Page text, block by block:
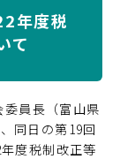
年度税
て
員長（富山県
同日の第19回
度税制改正等